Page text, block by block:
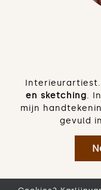
en sketching.
mijn
gevuld